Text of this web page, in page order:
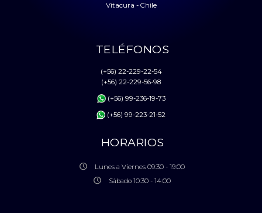
Vitacura - Chile
TELÉFONOS
(+56) 22-229-22-54
(+56) 22-229-56-98
(+56) 99-236-19-73
(+56) 99-223-21-52
HORARIOS
Lunes a Viernes 09:30 - 19:00
Sábado 10:30 - 14:00